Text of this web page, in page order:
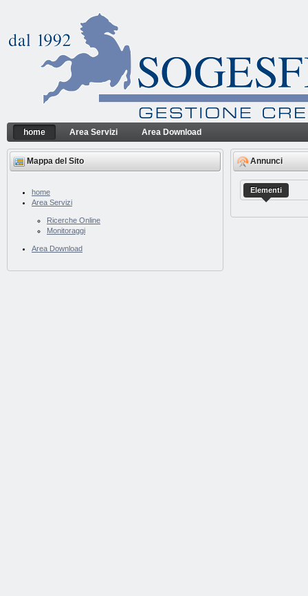
Sogesfin Srl
home
Navigazione
home Area Servizi Area Download
Mappa del Sito
home
Area Servizi
Ricerche Online
Monitoraggi
Area Download
Annunci
Elementi